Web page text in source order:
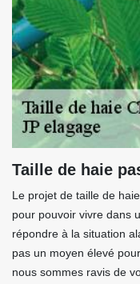
Taille de haie
Le projet de taille de
pour pouvoir vivre dans
répondre à la situation
pas un moyen élevé
nous sommes ravis de